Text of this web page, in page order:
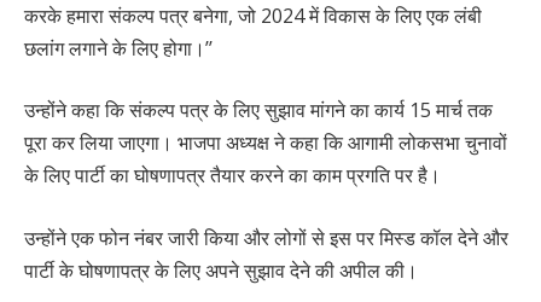
करके हमारा संकल्प पत्र बनेगा, जो 2024 में विकास के लिए एक लंबी
छलांग लगाने के लिए होगा।’’
उन्होंने कहा कि संकल्प पत्र के लिए सुझाव मांगने का कार्य 15 मार्च तक
पूरा कर लिया जाएगा। भाजपा अध्यक्ष ने कहा कि आगामी लोकसभा चुनावों
के लिए पार्टी का घोषणापत्र तैयार करने का काम प्रगति पर है।
उन्होंने एक फोन नंबर जारी किया और लोगों से इस पर मिस्ड कॉल देने और
पार्टी के घोषणापत्र के लिए अपने सुझाव देने की अपील की।